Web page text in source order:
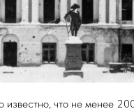
известно, что не менее